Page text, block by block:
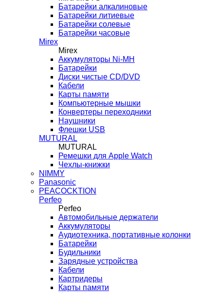
Батарейки алкалиновые
Батарейки литиевые
Батарейки солевые
Батарейки часовые
Mirex
Mirex
Аккумуляторы Ni-MH
Батарейки
Диски чистые CD/DVD
Кабели
Карты памяти
Компьютерные мышки
Конвертеры переходники
Наушники
Флешки USB
MUTURAL
MUTURAL
Ремешки для Apple Watch
Чехлы-книжки
NIMMY
Panasonic
PEACOCKTION
Perfeo
Perfeo
Автомобильные держатели
Аккумуляторы
Аудиотехника, портативные колонки
Батарейки
Будильники
Зарядные устройства
Кабели
Картридеры
Карты памяти